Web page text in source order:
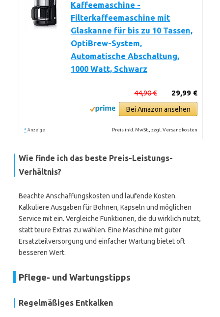
Kaffeemaschine -
Filterkaffeemaschine mit
Glaskanne für bis zu 10 Tassen,
OptiBrew-System,
Automatische Abschaltung,
1000 Watt, Schwarz
29,99 €
44,90 €
Bei Amazon ansehen
* Anzeige Preis inkl. MwSt., zzgl. Versandkosten
Wie finde ich das beste Preis-Leistungs-
Verhältnis?
Beachte Anschaffungskosten und laufende Kosten.
Kalkuliere Ausgaben für Bohnen, Kapseln und möglichen
Service mit ein. Vergleiche Funktionen, die du wirklich nutzt,
statt teure Extras zu wählen. Eine Maschine mit guter
Ersatzteilversorgung und einfacher Wartung bietet oft
besseren Wert.
Pflege- und Wartungstipps
Regelmäßiges Entkalken